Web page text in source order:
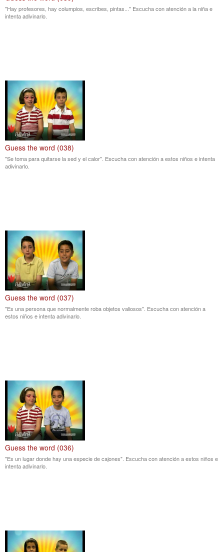
"Hay profesores, hay columpios, escribes, pintas..." Escucha con atención a la niña e
intenta adivinarlo.
Guess the word (038)
"Se toma para quitarse la sed y el calor". Escucha con atención a estos niños e intenta
adivinarlo.
Guess the word (037)
"Es una persona que normalmente roba objetos valiosos". Escucha con atención a
estos niños e intenta adivinarlo.
Guess the word (036)
"Es un lugar donde hay una especie de cajones". Escucha con atención a estos niños e
intenta adivinarlo.